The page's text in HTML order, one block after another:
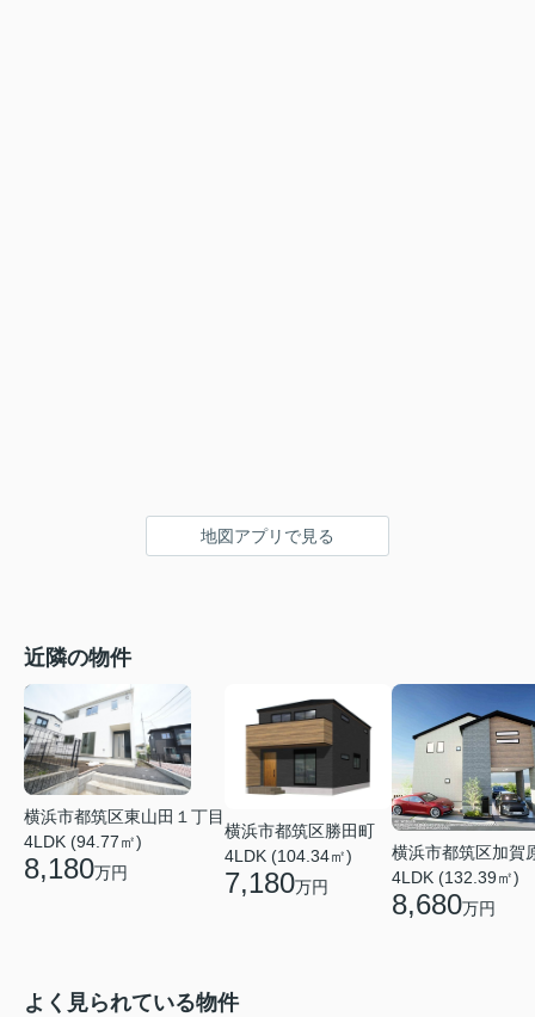
地図アプリで見る
近隣の物件
横浜市都筑区東山田１丁目
4LDK (94.77㎡)
8,180万円
横浜市都筑区勝田町
4LDK (104.34㎡)
7,180万円
横浜市都筑区加賀
4LDK (132.39㎡)
8,680万円
よく見られている物件